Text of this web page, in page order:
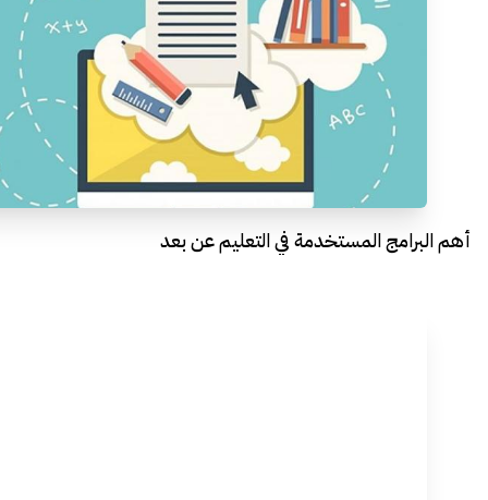
أهم البرامج المستخدمة في التعليم عن بعد